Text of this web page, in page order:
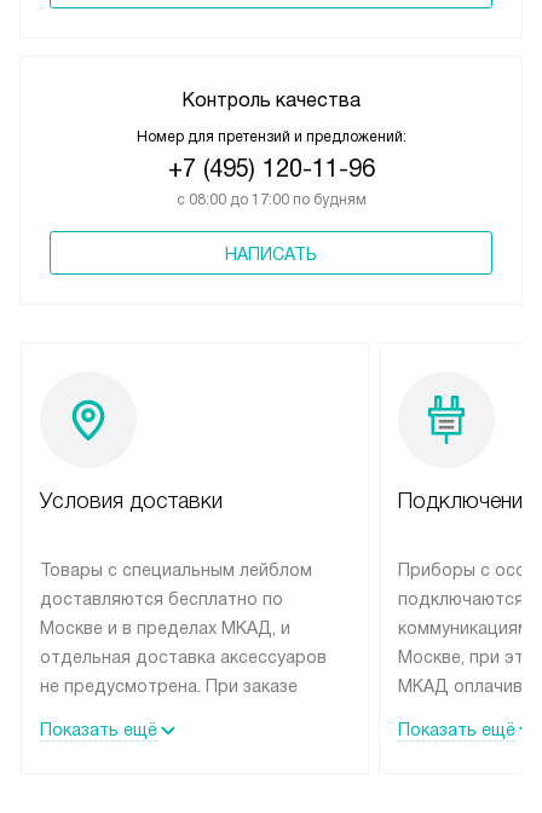
Контроль качества
Номер для претензий и предложений:
+7 (495) 120-11-96
с 08:00 до 17:00 по будням
НАПИСАТЬ
Условия доставки
Товары с специальным лейблом
доставляются бесплатно по
Москве и в пределах МКАД, и
отдельная доставка аксессуаров
не предусмотрена. При заказе
рекомендуем обсудить с
Показать ещё
Подключение
Приборы с
подключаются к
коммуникациям
Москве, при
МКАД
партнера
Показать ещё